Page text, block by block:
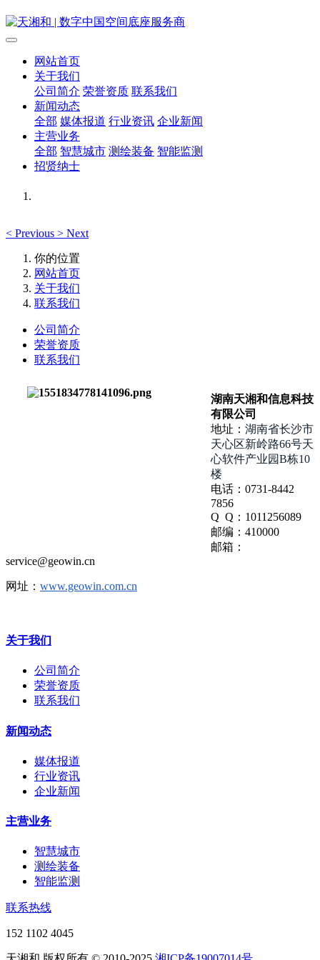
网站首页
关于我们
公司简介 荣誉资质 联系我们
新闻动态
全部 媒体报道 行业资讯 企业新闻
主营业务
全部 智慧城市 测绘装备 智能监测
招贤纳士
< Previous > Next
你的位置
网站首页
关于我们
联系我们
公司简介
荣誉资质
联系我们
湖南天湘和信息科技
有限公司
地址： 湖南省长沙市
天心区新岭路66号天
心软件产业园B栋10
楼
电话：0731-8442
7856
Q Q：1011256089
邮编：410000
邮箱：
service@geowin.cn
网址： www.geowin.com.cn
关于我们
公司简介
荣誉资质
联系我们
新闻动态
媒体报道
行业资讯
企业新闻
主营业务
智慧城市
测绘装备
智能监测
联系热线
152 1102 4045